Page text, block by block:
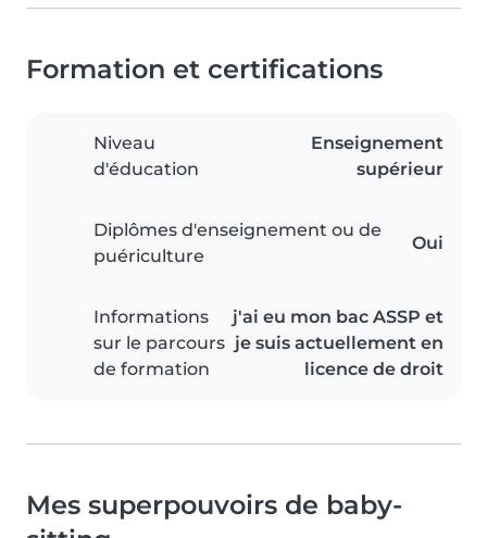
Formation et certifications
Niveau
d'éducation
Enseignement
supérieur
Diplômes d'enseignement ou de
puériculture
Oui
Informations
sur le parcours
de formation
j'ai eu mon bac ASSP et
je suis actuellement en
licence de droit
Mes superpouvoirs de baby-